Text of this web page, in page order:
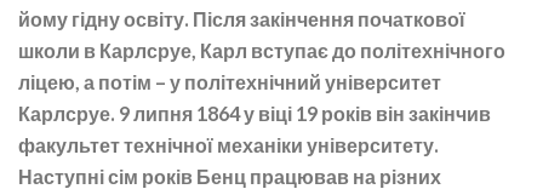
йому гідну освіту. Після закінчення початкової
школи в Карлсруе, Карл вступає до політехнічного
ліцею, а потім – у політехнічний університет
Карлсруе. 9 липня 1864 у віці 19 років він закінчив
факультет технічної механіки університету.
Наступні сім років Бенц працював на різних